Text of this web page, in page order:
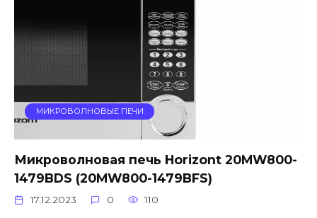
МИКРОВОЛНОВЫЕ ПЕЧИ
Микроволновая печь Horizont 20MW800-
1479BDS (20MW800-1479BFS)
17.12.2023 0 110